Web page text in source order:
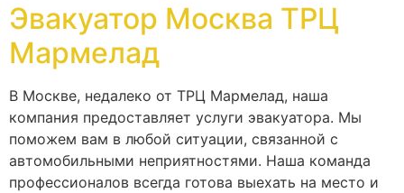
Эвакуатор Москва ТРЦ
Мармелад
В Москве, недалеко от ТРЦ Мармелад, наша
компания предоставляет услуги эвакуатора. Мы
поможем вам в любой ситуации, связанной с
автомобильными неприятностями. Наша команда
профессионалов всегда готова выехать на место и